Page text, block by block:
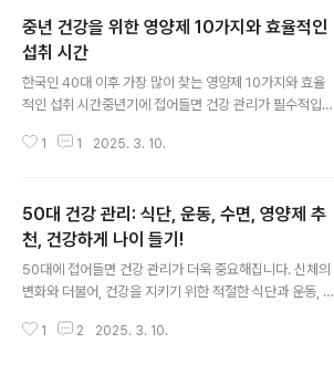
중년 건강을 위한 영양제 10가지와 효율적인
섭취 시간
한국인 40대 이후 가장 많이 찾는 영양제 10가지와 효율
적인 섭취 시간중년기에 접어들면 건강 관리가 필수적입니
여러 건강 문제가 발생할 수 있기 때문에 영양제를 통한 보
다. 이를 통해 중년 건강을 지키는 데 도움이 될 수 있습니
다. 다음은 한국인 중년이 많이 찾는 영양제 10가지와 효율
적인 섭취 시간을 표로 정리한 것입니다:영양제효율적인섭
취 시간 이유칼슘저녁저녁에 섭취하면 흡수율이 높아지고,
밤 동안 뼈 건강에 도움을 줍니다.비타민 D아침지방에 용
해되는 비타민이므로 아침 식사와 함께 섭취하면 흡수율이
1 1 2025. 3. 10.
50대 건강 관리: 식단, 운동, 수면, 영양제 추
천, 건강하게 나이 들기!
50대에 접어들면 건강 관리가 더욱 중요해집니다. 신체의
변화와 더불어, 건강을 지키기 위한 적절한 식단과 운동, 영
신체적, 정신적 변화가 많아 적절한 관리가 필수적입니다.
1 2 2025. 3. 10.